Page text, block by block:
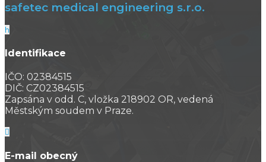
safetec medical engineering s.r.o.
h
Identifikace
IČO: 02384515
DIČ: CZ02384515
Zapsána v odd. C, vložka 218902 OR, vedená
Městským soudem v Praze.

E-mail obecný